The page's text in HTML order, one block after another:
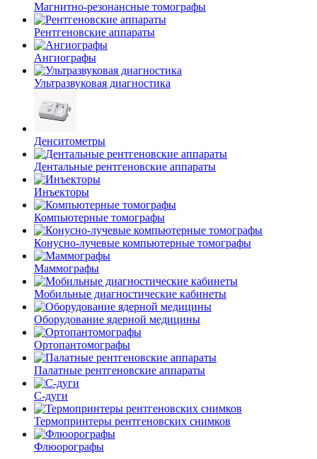
Магнитно-резонансные томографы
Рентгеновские аппараты
Ангиографы
Ультразвуковая диагностика
Денситометры
Дентальные рентгеновские аппараты
Инъекторы
Компьютерные томографы
Конусно-лучевые компьютерные томографы
Маммографы
Мобильные диагностические кабинеты
Оборудование ядерной медицины
Ортопантомографы
Палатные рентгеновские аппараты
С-дуги
Термопринтеры рентгеновских снимков
Флюорографы